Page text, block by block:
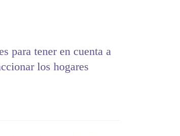
para tener en cuenta a
los hogares